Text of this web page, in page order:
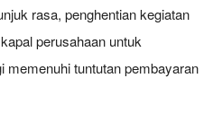
rasa, penghentian kegiatan
perusahaan untuk
tuntutan pembayaran